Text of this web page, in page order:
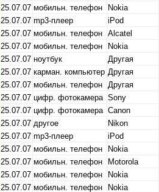
25.07.07 мобильн. телефон Nokia
25.07.07 mp3-плеер iPod
25.07.07 мобильн. телефон Alcatel
25.07.07 мобильн. телефон Nokia
25.07.07 ноутбук Другая
25.07.07 карман. компьютер Другая
25.07.07 мобильн. телефон Другая
25.07.07 цифр. фотокамера Sony
25.07.07 цифр. фотокамера Canon
25.07.07 другое Nikon
25.07.07 mp3-плеер iPod
25.07.07 мобильн. телефон Nokia
25.07.07 мобильн. телефон Motorola
25.07.07 мобильн. телефон Nokia
25.07.07 мобильн. телефон Nokia